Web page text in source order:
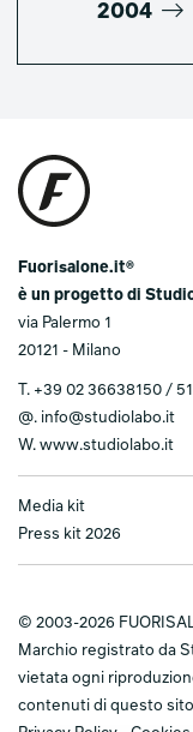
2004
Fuorisalone.it®
è un progetto di
via Palermo 1
20121 - Milano
T. +39 02 36638150 / 51
@. info@studiolabo.it
W. www.studiolabo.it
Media kit
Press kit 2026
© 2003-2026
Marchio registrato da
vietata ogni
contenuti di questo